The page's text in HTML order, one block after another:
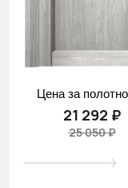
Цена за полотно
21 292 ₽
25 050 ₽